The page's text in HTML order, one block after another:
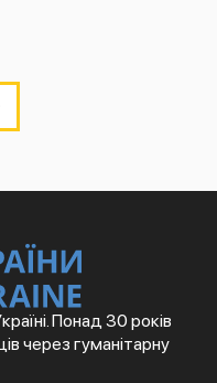
Понад 30 років
через гуманітарну